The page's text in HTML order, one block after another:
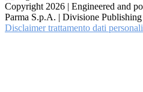
Copyright 2026 | Engineered and
Parma S.p.A. | Divisione
Disclaimer trattamento dati personali